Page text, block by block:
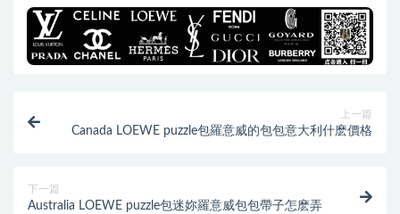
上一篇
Canada LOEWE puzzle包羅意威的包包意大利什麽價格
下一篇
Australia LOEWE puzzle包迷妳羅意威包包帶子怎麽弄